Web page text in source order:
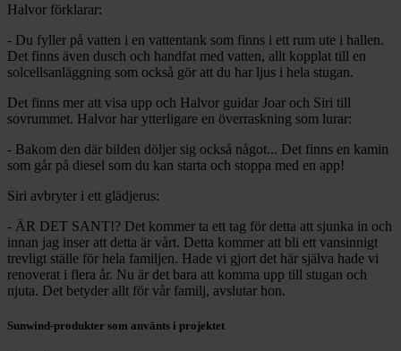
Halvor förklarar:
- Du fyller på vatten i en vattentank som finns i ett rum ute i hallen.
Det finns även dusch och handfat med vatten, allt kopplat till en
solcellsanläggning som också gör att du har ljus i hela stugan.
Det finns mer att visa upp och Halvor guidar Joar och Siri till
sovrummet. Halvor har ytterligare en överraskning som lurar:
- Bakom den där bilden döljer sig också något... Det finns en kamin
som går på diesel som du kan starta och stoppa med en app!
Siri avbryter i ett glädjerus:
- ÄR DET SANT!? Det kommer ta ett tag för detta att sjunka in och
innan jag inser att detta är vårt. Detta kommer att bli ett vansinnigt
trevligt ställe för hela familjen. Hade vi gjort det här själva hade vi
renoverat i flera år. Nu är det bara att komma upp till stugan och
njuta. Det betyder allt för vår familj, avslutar hon.
Sunwind-produkter som använts i projektet